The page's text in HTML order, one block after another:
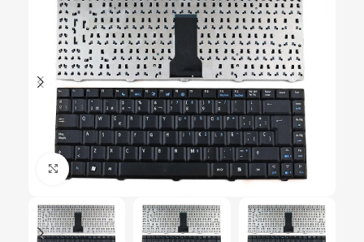
Click to enlarge